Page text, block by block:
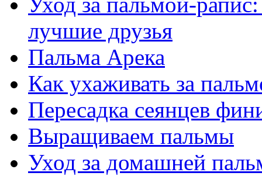
лучшие друзья
Пальма Арека
Как ухаживать за
Пересадка сеянцев
Выращиваем пальмы
Уход за домашней